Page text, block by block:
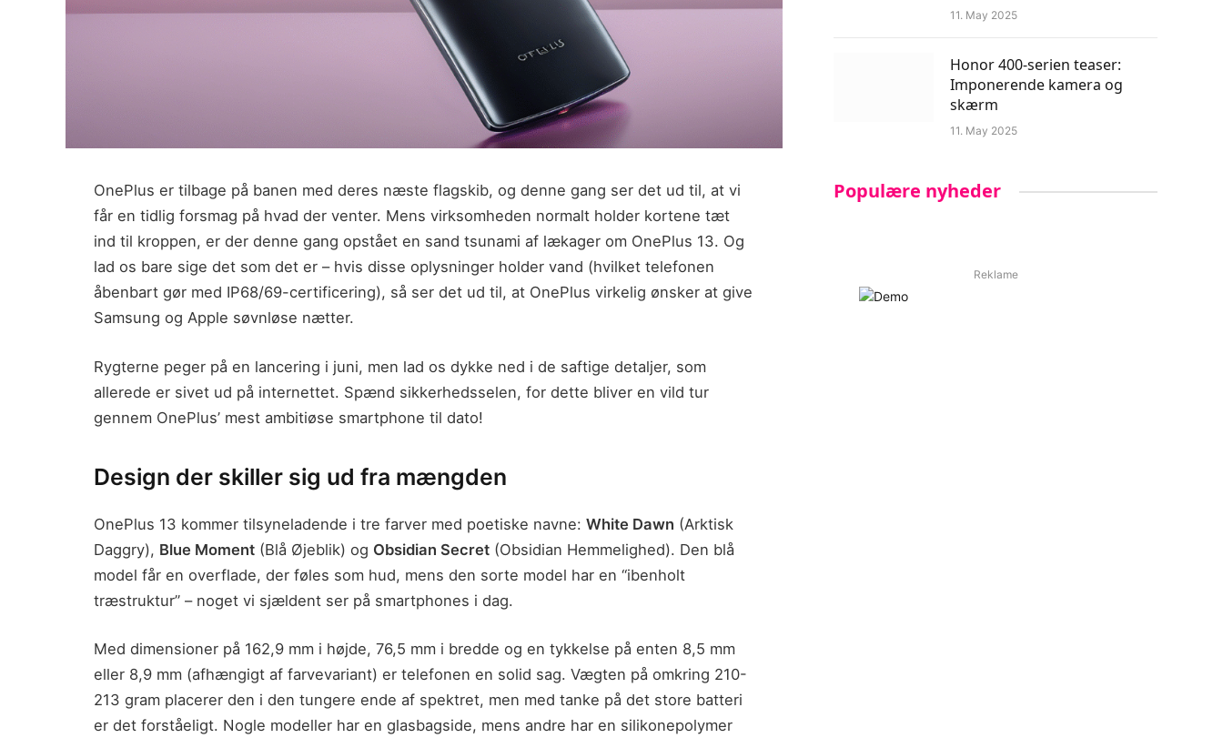
OnePlus er tilbage på banen med deres næste flagskib, og denne gang ser det ud til, at vi
får en tidlig forsmag på hvad der venter. Mens virksomheden normalt holder kortene tæt
ind til kroppen, er der denne gang opstået en sand tsunami af lækager om OnePlus 13. Og
lad os bare sige det som det er – hvis disse oplysninger holder vand (hvilket telefonen
åbenbart gør med IP68/69-certificering), så ser det ud til, at OnePlus virkelig ønsker at give
Samsung og Apple søvnløse nætter.
Rygterne peger på en lancering i juni, men lad os dykke ned i de saftige detaljer, som
allerede er sivet ud på internettet. Spænd sikkerhedsselen, for dette bliver en vild tur
gennem OnePlus’ mest ambitiøse smartphone til dato!
Design der skiller sig ud fra mængden
OnePlus 13 kommer tilsyneladende i tre farver med poetiske navne: White Dawn (Arktisk
Daggry), Blue Moment (Blå Øjeblik) og Obsidian Secret (Obsidian Hemmelighed). Den blå
model får en overflade, der føles som hud, mens den sorte model har en “ibenholt
træstruktur” – noget vi sjældent ser på smartphones i dag.
Med dimensioner på 162,9 mm i højde, 76,5 mm i bredde og en tykkelse på enten 8,5 mm
eller 8,9 mm (afhængigt af farvevariant) er telefonen en solid sag. Vægten på omkring 210-
213 gram placerer den i den tungere ende af spektret, men med tanke på det store batteri
er det forståeligt. Nogle modeller har en glasbagside, mens andre har en silikonepolymer
11. May 2025
Honor 400-serien teaser:
Imponerende kamera og
skærm
11. May 2025
Populære nyheder
Reklame